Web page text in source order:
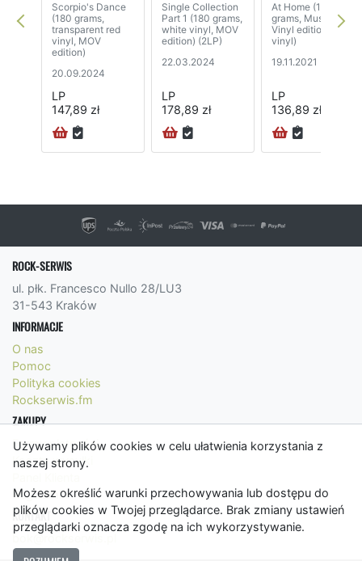
Używamy plików cookies w celu ułatwienia korzystania z
naszej strony.
Możesz określić warunki przechowywania lub dostępu do
plików cookies w Twojej przeglądarce. Brak zmiany ustawień
przeglądarki oznacza zgodę na ich wykorzystywanie.
Scorpio's Dance
(180 grams,
transparent red
vinyl, MOV
edition)
20.09.2024
LP
147,89 zł
Single Collection
Part 1 (180 grams,
white vinyl, MOV
edition) (2LP)
22.03.2024
LP
178,89 zł
At Home (180
grams, Music On
Vinyl edition, pink
vinyl)
19.11.2021
LP
136,89 zł
ROCK-SERWIS
ul. płk. Francesco Nullo 28/LU3
31-543 Kraków
INFORMACJE
O nas
Pomoc
Polityka cookies
Rockserwis.fm
ZAKUPY
Formy płatności
Koszty wysyłki
Regulamin
KONTAKT
bok@rockserwis.pl